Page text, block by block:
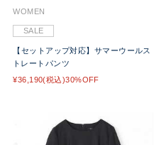
WOMEN
SALE
【セットアップ対応】サマーウールス
トレートパンツ
¥36,190(税込)30%OFF